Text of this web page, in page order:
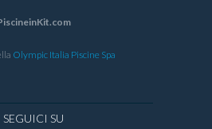
Olympic Italia Piscine Spa
SEGUICI SU